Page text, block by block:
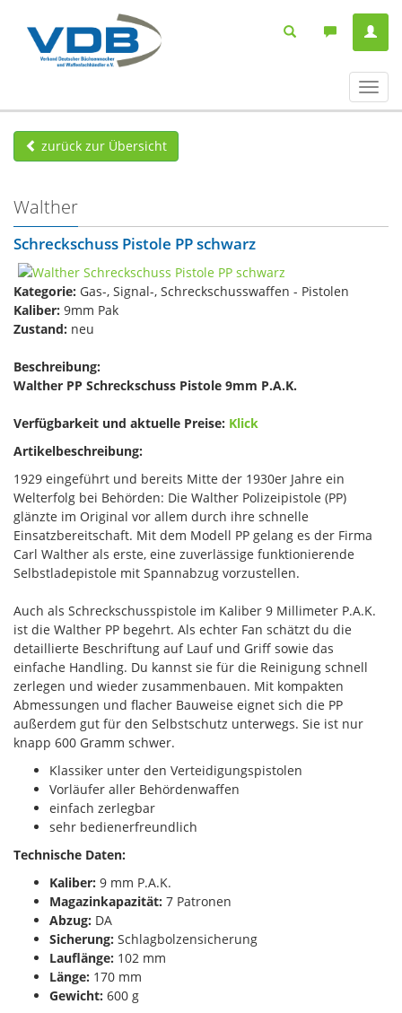
ein-/
zurück zur Übersicht
Walther
Schreckschuss Pistole PP schwarz
Kategorie: Gas-, Signal-, Schreckschusswaffen - Pistolen
Kaliber: 9mm Pak
Zustand: neu
Beschreibung:
Walther PP Schreckschuss Pistole 9mm P.A.K.
Verfügbarkeit und aktuelle Preise: Klick
Artikelbeschreibung:
1929 eingeführt und bereits Mitte der 1930er Jahre ein
Welterfolg bei Behörden: Die Walther Polizeipistole (PP)
glänzte im Original vor allem durch ihre schnelle
Einsatzbereitschaft. Mit dem Modell PP gelang es der Firma
Carl Walther als erste, eine zuverlässige funktionierende
Selbstladepistole mit Spannabzug vorzustellen.
Auch als Schreckschusspistole im Kaliber 9 Millimeter P.A.K.
ist die Walther PP begehrt. Als echter Fan schätzt du die
detaillierte Beschriftung auf Lauf und Griff sowie das
einfache Handling. Du kannst sie für die Reinigung schnell
zerlegen und wieder zusammenbauen. Mit kompakten
Abmessungen und flacher Bauweise eignet sich die PP
außerdem gut für den Selbstschutz unterwegs. Sie ist nur
knapp 600 Gramm schwer.
Klassiker unter den Verteidigungspistolen
Vorläufer aller Behördenwaffen
einfach zerlegbar
sehr bedienerfreundlich
Technische Daten:
Kaliber: 9 mm P.A.K.
Magazinkapazität: 7 Patronen
Abzug: DA
Sicherung: Schlagbolzensicherung
Lauflänge: 102 mm
Länge: 170 mm
Gewicht: 600 g